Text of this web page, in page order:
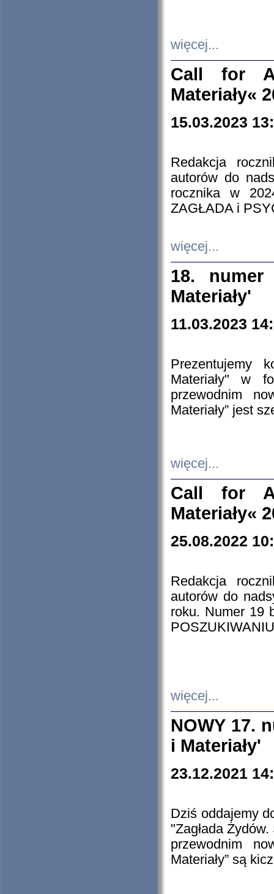
więcej...
Call for
Materiały«
15.03.2023
Redakcja
autorów do
rocznika w
ZAGŁADA i
więcej...
18. numer
Materiały'
11.03.2023
Prezentujemy
Materiały" w
przewodnim
Materiały” jest
więcej...
Call for
Materiały«
25.08.2022
Redakcja
autorów do
roku. Numer 19
więcej...
NOWY 17.
i Materiały'
23.12.2021
Dziś oddajemy
"Zagłada
przewodnim
Materiały” są